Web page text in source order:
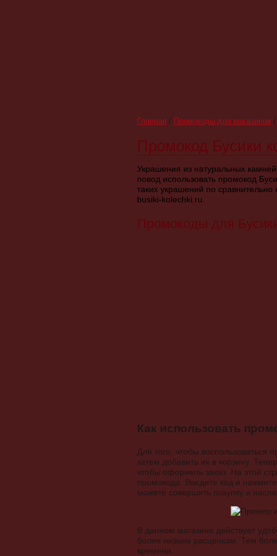
Главная / Промокоды для магазинов /
Промокод Бусики
Украшения из натуральных
повод использовать промокод
таких украшений по
busiki-kolechki.ru.
Промокоды для
Как использовать
Для того, чтобы воспользоваться
затем добавить их в корзину.
чтобы оформить заказ. На этой
промокода. Введите код и
можете совершить покупку и
В данном магазине действует
более низким расценкам. Тем
времени.